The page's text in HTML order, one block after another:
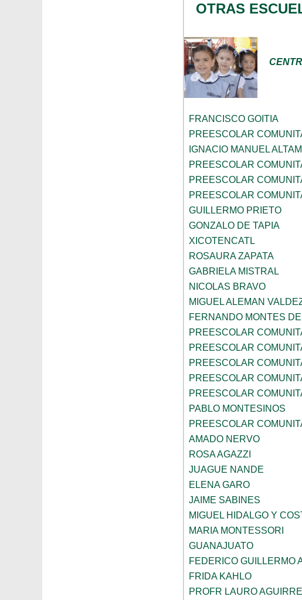
OTRAS
FRANCISCO GOITIA
PREESCOLAR
IGNACIO MANUEL
PREESCOLAR
PREESCOLAR
PREESCOLAR
GUILLERMO PRIETO
GONZALO DE TAPIA
XICOTENCATL
ROSAURA ZAPATA
GABRIELA MISTRAL
NICOLAS BRAVO
MIGUEL ALEMAN
FERNANDO MONTES
PREESCOLAR
PREESCOLAR
PREESCOLAR
PREESCOLAR
PREESCOLAR
PABLO MONTESINOS
PREESCOLAR
AMADO NERVO
ROSA AGAZZI
JUAGUE NANDE
ELENA GARO
JAIME SABINES
MIGUEL HIDALGO Y
MARIA MONTESSORI
GUANAJUATO
FEDERICO GUILLERMO
FRIDA KAHLO
PROFR LAURO AGUIRRE